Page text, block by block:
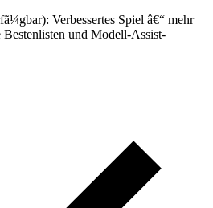
Verbessertes Spiel â€“ mehr
und Modell-Assist-